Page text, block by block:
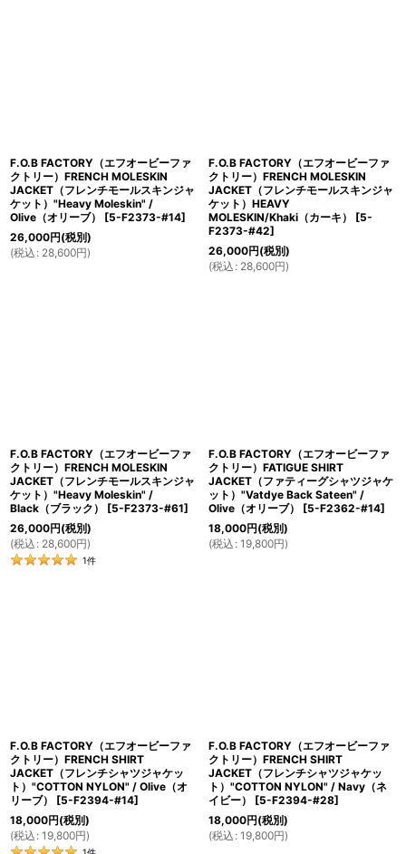
F.O.B FACTORY（エフオービーファ
クトリー）FRENCH MOLESKIN
JACKET（フレンチモールスキンジャ
ケット）"Heavy Moleskin" /
Olive（オリーブ）
[5-F2373-#14]
26,000円(税別)
(税込 : 28,600円)
F.O.B FACTORY（エフオービーファ
クトリー）FRENCH MOLESKIN
JACKET（フレンチモールスキンジャ
ケット）HEAVY
MOLESKIN/Khaki（カーキ）
[5-
F2373-#42]
26,000円(税別)
(税込 : 28,600円)
F.O.B FACTORY（エフオービーファ
クトリー）FRENCH MOLESKIN
JACKET（フレンチモールスキンジャ
ケット）"Heavy Moleskin" /
Black（ブラック）
[5-F2373-#61]
26,000円(税別)
(税込 : 28,600円)
1件
F.O.B FACTORY（エフオービーファ
クトリー）FATIGUE SHIRT
JACKET（ファティーグシャツジャケ
ット）"Vatdye Back Sateen" /
Olive（オリーブ）
[5-F2362-#14]
18,000円(税別)
(税込 : 19,800円)
F.O.B FACTORY（エフオービーファ
クトリー）FRENCH SHIRT
JACKET（フレンチシャツジャケッ
ト）"COTTON NYLON" / Olive（オ
リーブ）
[5-F2394-#14]
18,000円(税別)
(税込 : 19,800円)
F.O.B FACTORY（エフオービーファ
クトリー）FRENCH SHIRT
JACKET（フレンチシャツジャケッ
ト）"COTTON NYLON" / Navy（ネ
イビー）
[5-F2394-#28]
18,000円(税別)
(税込 : 19,800円)